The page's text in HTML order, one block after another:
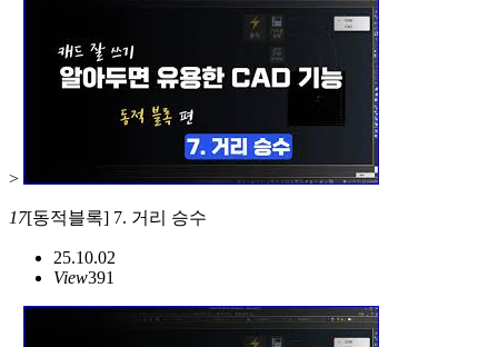
>
17[동적블록] 7. 거리 승수
25.10.02
View391